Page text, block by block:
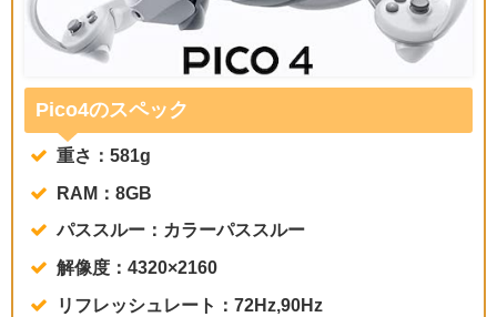
Pico4のスペック
重さ：581g
RAM：8GB
パススルー：カラーパススルー
解像度：4320×2160
リフレッシュレート：72Hz,90Hz